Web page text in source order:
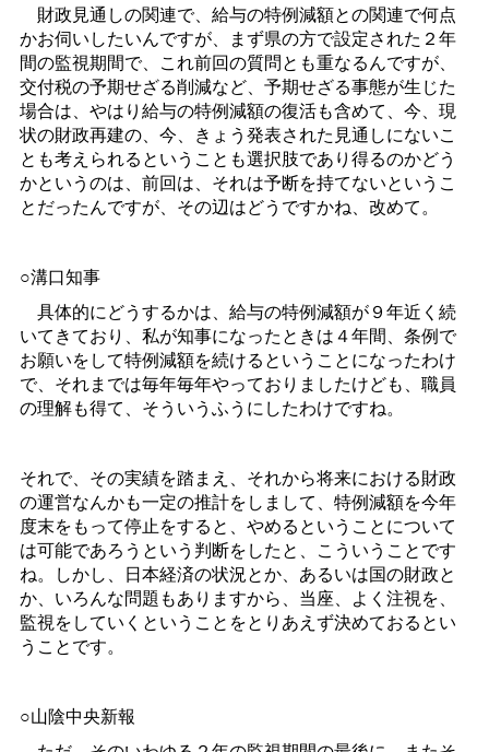
財政見通しの関連で、給与の特例減額との関連で何点
かお伺いしたいんですが、まず県の方で設定された２年
間の監視期間で、これ前回の質問とも重なるんですが、
交付税の予期せざる削減など、予期せざる事態が生じた
場合は、やはり給与の特例減額の復活も含めて、今、現
状の財政再建の、今、きょう発表された見通しにないこ
とも考えられるということも選択肢であり得るのかどう
かというのは、前回は、それは予断を持てないというこ
とだったんですが、その辺はどうですかね、改めて。
○溝口知事
具体的にどうするかは、給与の特例減額が９年近く続
いてきており、私が知事になったときは４年間、条例で
お願いをして特例減額を続けるということになったわけ
で、それまでは毎年毎年やっておりましたけども、職員
の理解も得て、そういうふうにしたわけですね。
それで、その実績を踏まえ、それから将来における財政
の運営なんかも一定の推計をしまして、特例減額を今年
度末をもって停止をすると、やめるということについて
は可能であろうという判断をしたと、こういうことです
ね。しかし、日本経済の状況とか、あるいは国の財政と
か、いろんな問題もありますから、当座、よく注視を、
監視をしていくということをとりあえず決めておるとい
うことです。
○山陰中央新報